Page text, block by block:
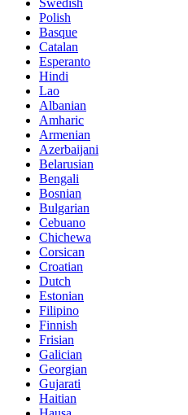
Swedish
Polish
Basque
Catalan
Esperanto
Hindi
Lao
Albanian
Amharic
Armenian
Azerbaijani
Belarusian
Bengali
Bosnian
Bulgarian
Cebuano
Chichewa
Corsican
Croatian
Dutch
Estonian
Filipino
Finnish
Frisian
Galician
Georgian
Gujarati
Haitian